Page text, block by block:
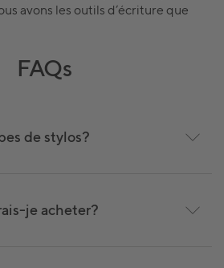
avons les outils d’écriture que
FAQs
de stylos?
je acheter?